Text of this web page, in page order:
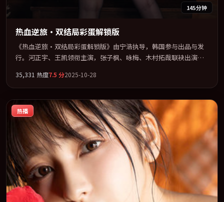
145分钟
热血逆旅·双结局彩蛋解锁版
《热血逆旅·双结局彩蛋解锁版》由宁浩执导，韩国参与出品与发
行。河正宇、王凯领衔主演，张子枫、咏梅、木村拓哉联袂出演。
架，在叙事、表演与视听上力求统一。定于 2025-07-13 在内地院线
及主流平台同步亮相，2025 年度话题片中口碑稳健，适合喜欢强情
节与人物弧光的观众完整观看。
35,331 热度7.5 分2025-10-28
热播